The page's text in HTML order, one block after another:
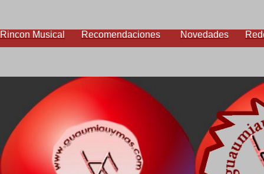
Rincon Musical Recomendaciones Novedades